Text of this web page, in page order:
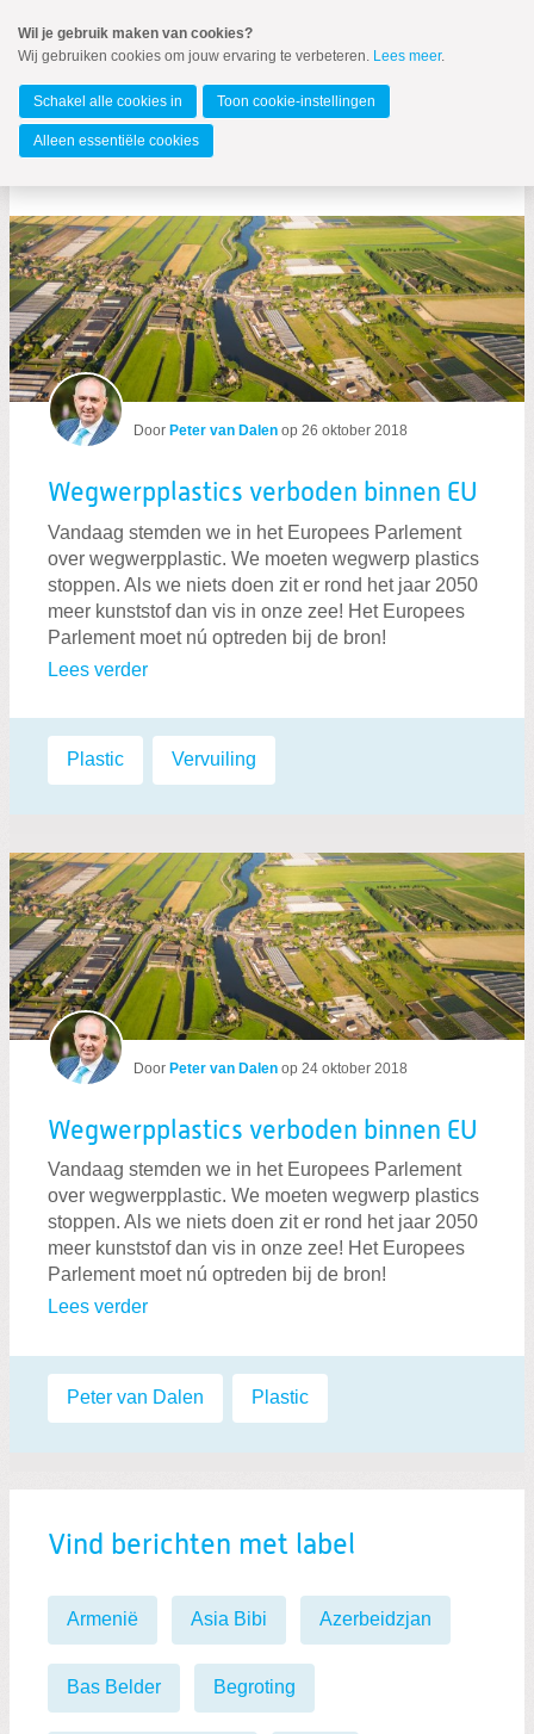
naar
Spring
de
inhoud
Spring
naar
MENU
Zoeken:
Zoeken
Door Peter van Dalen op 26 oktober 2018
Wegwerpplastics verboden binnen EU
Vandaag stemden we in het Europees Parlement
over wegwerpplastic. We moeten wegwerp plastics
stoppen. Als we niets doen zit er rond het jaar 2050
meer kunststof dan vis in onze zee! Het Europees
Parlement moet nú optreden bij de bron!
Lees verder
Labels:
Plastic Vervuiling
Door Peter van Dalen op 24 oktober 2018
Wegwerpplastics verboden binnen EU
Vandaag stemden we in het Europees Parlement
over wegwerpplastic. We moeten wegwerp plastics
stoppen. Als we niets doen zit er rond het jaar 2050
meer kunststof dan vis in onze zee! Het Europees
Parlement moet nú optreden bij de bron!
Lees verder
Labels:
Peter van Dalen Plastic
Vind berichten met label
Armenië Asia Bibi Azerbeidzjan
Bas Belder Begroting
Wil je gebruik maken van cookies?
Wij gebruiken cookies om jouw ervaring te verbeteren. Lees meer.
Schakel alle cookies in Toon cookie-instellingen
Alleen essentiële cookies